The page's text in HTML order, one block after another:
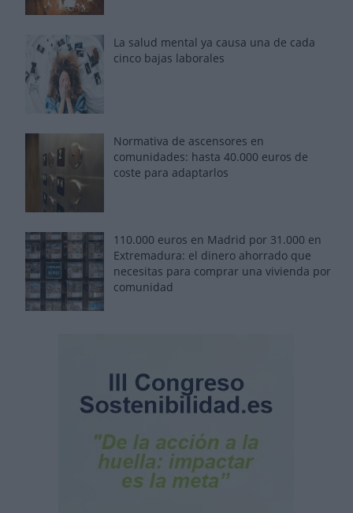
La salud mental ya causa una de cada
cinco bajas laborales
Normativa de ascensores en
comunidades: hasta 40.000 euros de
coste para adaptarlos
110.000 euros en Madrid por 31.000 en
Extremadura: el dinero ahorrado que
necesitas para comprar una vivienda por
comunidad